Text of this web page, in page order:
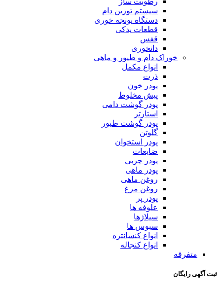
سیستم توزین دام
دستگاه یونجه خوری
قطعات یدکی
قفس
دانخوری
خوراک دام و طیور و ماهی
انواع مکمل
ذرت
پودر خون
پیش مخلوط
پودر گوشت دامی
استارتر
پودر گوشت طیور
گلوتن
پودر استخوان
ضایعات
پودر چربی
پودر ماهی
روغن ماهی
روغن مرغ
پودر پر
علوفه ها
سیلاژها
سبوس ها
انواع کنسانتره
انواع کنجاله
متفرقه
ثبت آگهی رایگان